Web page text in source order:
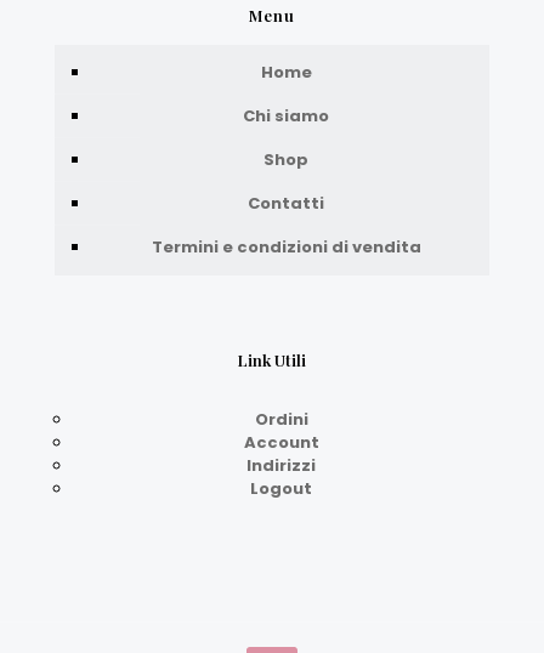
Menu
Home
Chi siamo
Shop
Contatti
Termini e condizioni di vendita
Link Utili
Ordini
Account
Indirizzi
Logout